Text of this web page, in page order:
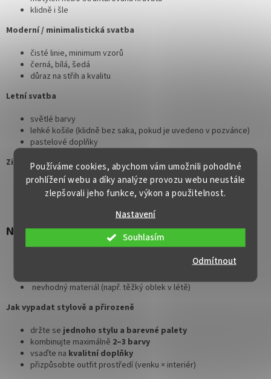
Používáme cookies, abychom vám umožnili pohodlné
prohlížení webu a díky analýze provozu webu neustále
zlepšovali jeho funkce, výkon a použitelnost.
Nastavení
Odmítnout
Souhlasím
klidně i šle
Moderní / minimalistická svatba
čisté linie, minimum vzorů
černá, bílá, šedá
důraz na střih a kvalitu
Letní svatba
světlé barvy
lehké košile (klidně bez saka, pokud je uvedeno v pozvánce)
pastelové doplňky
Zimní svatba
tmavší odstíny
strukturované látky
Nejčastější chyby hostů
příliš výrazné nebo „svatební“ (bílé) kombinace
nevhodný materiál (např. těžký oblek v létě)
Jak vypadat stylově a přirozeně
držte se jednoho stylu a barevné palety
kombinujte maximálně 2–3 barvy
vsaďte na kvalitní doplňky
přizpůsobte outfit prostředí (venku × interiér)